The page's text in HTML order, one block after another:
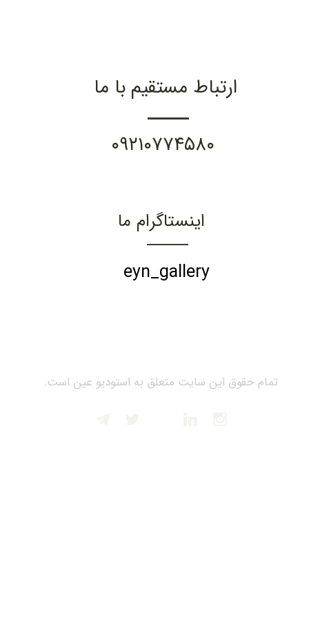
تمام حقوق این سایت متعلق به استودیو عین است.
ارتباط مستقیم با ما
۰۹۲۱۰۷۷۴۵۸۰
اینستاگرام ما
eyn_gallery